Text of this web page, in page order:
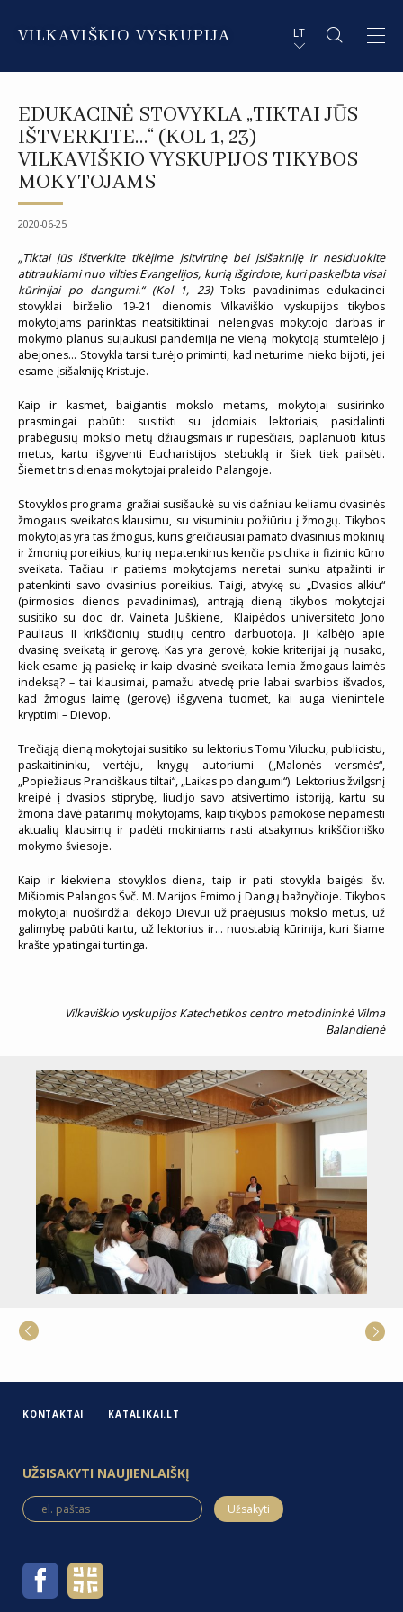
VILKAVIŠKIO VYSKUPIJA LT
DVASININKAI
INSTITUCIJOS IR ORGANIZACIJOS
DEKANATAI IR PARAPIJOS
EN SUMMARY
DE ZUSAMMENFASSUNG
EDUKACINĖ STOVYKLA „TIKTAI JŪS
IŠTVERKITE…“ (KOL 1, 23)
VILKAVIŠKIO VYSKUPIJOS TIKYBOS
MOKYTOJAMS
2020-06-25
„Tiktai jūs ištverkite tikėjime įsitvirtinę bei įsišakniję ir nesiduokite
atitraukiami nuo vilties Evangelijos, kurią išgirdote, kuri paskelbta visai
kūrinijai po dangumi.“ (Kol 1, 23) Toks pavadinimas edukacinei
stovyklai birželio 19-21 dienomis Vilkaviškio vyskupijos tikybos
mokytojams parinktas neatsitiktinai: nelengvas mokytojo darbas ir
mokymo planus sujaukusi pandemija ne vieną mokytoją stumtelėjo į
abejones… Stovykla tarsi turėjo priminti, kad neturime nieko bijoti, jei
esame įsišakniję Kristuje.
Kaip ir kasmet, baigiantis mokslo metams, mokytojai susirinko
prasmingai pabūti: susitikti su įdomiais lektoriais, pasidalinti
prabėgusių mokslo metų džiaugsmais ir rūpesčiais, paplanuoti kitus
metus, kartu išgyventi Eucharistijos stebuklą ir šiek tiek pailsėti.
Šiemet tris dienas mokytojai praleido Palangoje.
Stovyklos programa gražiai susišaukė su vis dažniau keliamu dvasinės
žmogaus sveikatos klausimu, su visuminiu požiūriu į žmogų. Tikybos
mokytojas yra tas žmogus, kuris greičiausiai pamato dvasinius mokinių
ir žmonių poreikius, kurių nepatenkinus kenčia psichika ir fizinio kūno
sveikata. Tačiau ir patiems mokytojams neretai sunku atpažinti ir
patenkinti savo dvasinius poreikius. Taigi, atvykę su „Dvasios alkiu“
(pirmosios dienos pavadinimas), antrąją dieną tikybos mokytojai
susitiko su doc. dr. Vaineta Juškiene, Klaipėdos universiteto Jono
Pauliaus II krikščionių studijų centro darbuotoja. Ji kalbėjo apie
dvasinę sveikatą ir gerovę. Kas yra gerovė, kokie kriterijai ją nusako,
kiek esame ją pasiekę ir kaip dvasinė sveikata lemia žmogaus laimės
indeksą? – tai klausimai, pamažu atvedę prie labai svarbios išvados,
kad žmogus laimę (gerovę) išgyvena tuomet, kai auga vienintele
kryptimi – Dievop.
Trečiąją dieną mokytojai susitiko su lektorius Tomu Vilucku, publicistu,
paskaitininku, vertėju, knygų autoriumi („Malonės versmės“,
„Popiežiaus Pranciškaus tiltai“, „Laikas po dangumi“). Lektorius žvilgsnį
kreipė į dvasios stiprybę, liudijo savo atsivertimo istoriją, kartu su
žmona davė patarimų mokytojams, kaip tikybos pamokose nepamesti
aktualių klausimų ir padėti mokiniams rasti atsakymus krikščioniško
mokymo šviesoje.
Kaip ir kiekviena stovyklos diena, taip ir pati stovykla baigėsi šv.
Mišiomis Palangos Švč. M. Marijos Ėmimo į Dangų bažnyčioje. Tikybos
mokytojai nuoširdžiai dėkojo Dievui už praėjusius mokslo metus, už
galimybę pabūti kartu, už lektorius ir… nuostabią kūrinija, kuri šiame
krašte ypatingai turtinga.
Vilkaviškio vyskupijos Katechetikos centro metodininkė Vilma
Balandienė
KONTAKTAI KATALIKAI.LT
UŽSISAKYTI NAUJIENLAIŠKĮ